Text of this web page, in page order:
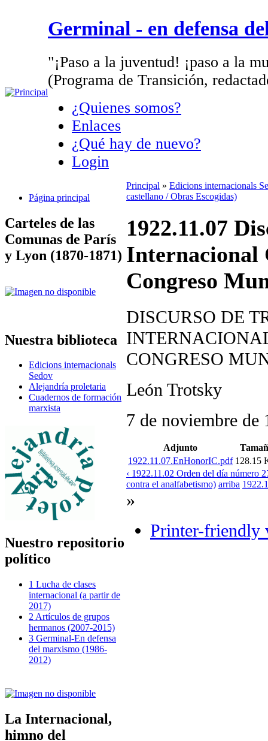
Germinal - en defensa
"¡Paso a la juventud! ¡paso a la
(Programa de Transición,
¿Quienes somos?
Enlaces
¿Qué hay de nuevo?
Login
Página principal
Carteles de las
Comunas de París
y Lyon (1870-1871)
Nuestra biblioteca
Edicions internacionals
Sedov
Alejandría proletaria
Cuadernos de formación
marxista
Nuestro repositorio
político
1 Lucha de clases
internacional (a partir de
2017)
2 Artículos de grupos
hermanos (2007-2015)
3 Germinal-En defensa
del marxismo (1986-
2012)
La Internacional,
himno del
Principal » Edicions internacionals
castellano / Obras Escogidas)
1922.11.07
Internacional
Congreso
DISCURSO DE
CONGRESO
León Trotsky
7 de noviembre de
Adjunto
1922.11.07.EnHonorIC.pdf 128.15
‹ 1922.11.02 Orden del día número
contra el analfabetismo) arriba
»
Printer-friendly